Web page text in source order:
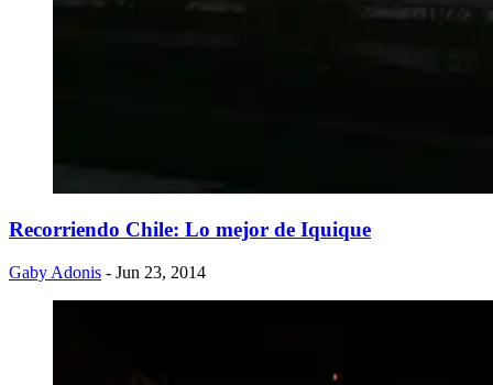
Recorriendo Chile: Lo mejor de Iquique
Gaby Adonis - Jun 23, 2014